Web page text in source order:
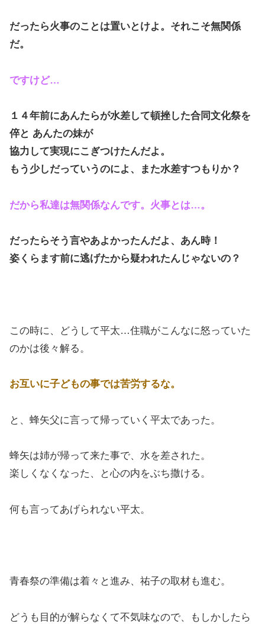
だったら火事のことは置いとけよ。それこそ無関係
だ。
ですけど…
１４年前にあんたらが水差して頓挫した合同文化祭を
倅と あんたの妹が
協力して実現にこぎつけたんだよ。
もう少しだっていうのによ、また水差すつもりか？
だから私達は無関係なんです。火事とは…。
だったらそう言やあよかったんだよ、あん時！
姿くらます前に逃げたから疑われたんじゃないの？
この時に、どうして平太…住職がこんなに怒っていた
のかは後々解る。
お互いに子どもの事では苦労するな。
と、蜂矢父に言って帰っていく平太であった。
蜂矢は姉が帰って来た事で、水を差された。
楽しくなくなった、と心の内をぶち撒ける。
何も言ってあげられない平太。
青春祭の準備は着々と進み、祐子の取材も進む。
どうも目的が解らなくて不気味なので、もしかしたら